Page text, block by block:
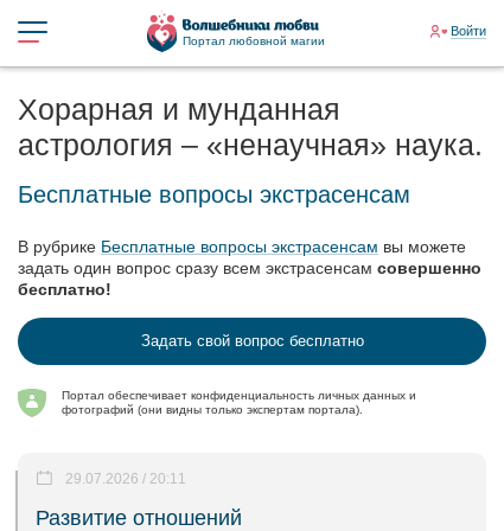
Портал любовной магии
Войти
Хорарная и мунданная
астрология – «ненаучная» наука.
Бесплатные вопросы экстрасенсам
В рубрике Бесплатные вопросы экстрасенсам вы можете
задать один вопрос сразу всем экстрасенсам совершенно
бесплатно!
Задать свой вопрос бесплатно
Портал обеспечивает конфиденциальность личных данных и
фотографий (они видны только экспертам портала).
Развитие отношений
29.07.2026 / 20:11